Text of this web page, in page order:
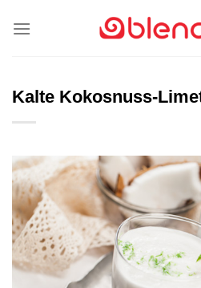
Kalte Kokosnuss-